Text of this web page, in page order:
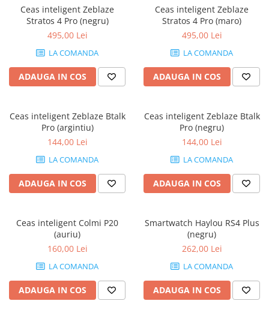
SSD
Coolere
Carcase
Placi de baza
Ventilatoare carcasa
Placi de baza REFURBISHED
PC All-in-One
Calculatoare All-in-One NOI
Calculatoare All-in-One RENEW
Componente All-in-One
Monitoare
Monitoare NOI
Monitoare Refurbished
Monitoare Renew
Ceas inteligent Zeblaze
Stratos 4 Pro (negru)
495,00 Lei
LA COMANDA
ADAUGA IN COS
Ceas inteligent Zeblaze
Stratos 4 Pro (maro)
495,00 Lei
LA COMANDA
ADAUGA IN COS
Ceas inteligent Zeblaze Btalk
Pro (argintiu)
144,00 Lei
LA COMANDA
ADAUGA IN COS
Ceas inteligent Zeblaze Btalk
Pro (negru)
144,00 Lei
LA COMANDA
ADAUGA IN COS
Ceas inteligent Colmi P20
(auriu)
160,00 Lei
LA COMANDA
ADAUGA IN COS
Smartwatch Haylou RS4 Plus
(negru)
262,00 Lei
LA COMANDA
ADAUGA IN COS